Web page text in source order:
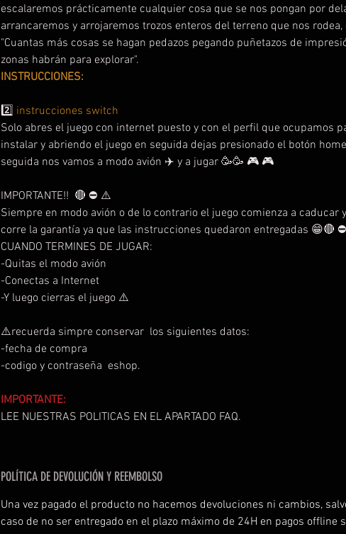
escalaremos prácticamente cualquier cosa que se nos pongan por
arrancaremos y arrojaremos trozos enteros del terreno que nos rodea,
"Cuantas más cosas se hagan pedazos pegando puñetazos de
zonas habrán para explorar".
INSTRUCCIONES:
2️⃣ instrucciones switch
Solo abres el juego con internet puesto y con el perfil que ocupamos
instalar y abriendo el juego en seguida dejas presionado el botón
seguida nos vamos a modo avión ✈️ y a jugar 🥳🥳 🎮 🎮
IMPORTANTE!! 🔴 ⛔️ ⚠️
Siempre en modo avión o de lo contrario el juego comienza a caducar
corre la garantía ya que las instrucciones quedaron entregadas 😁🔴
CUANDO TERMINES DE JUGAR:
-Quitas el modo avión
-Conectas a Internet
-Y luego cierras el juego ⚠️
⚠️recuerda simpre conservar los siguientes datos:
-fecha de compra
-codigo y contraseña eshop.
IMPORTANTE:
LEE NUESTRAS POLITICAS EN EL APARTADO FAQ.
POLÍTICA DE DEVOLUCIÓN Y REEMBOLSO
Una vez pagado el producto no hacemos devoluciones ni cambios,
caso de no ser entregado en el plazo máximo de 24H en pagos offline